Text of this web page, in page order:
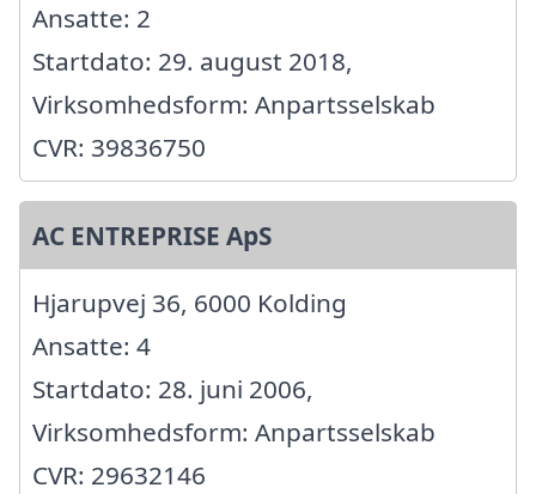
Ansatte: 2
Startdato: 29. august 2018,
Virksomhedsform: Anpartsselskab
CVR: 39836750
AC ENTREPRISE ApS
Hjarupvej 36, 6000 Kolding
Ansatte: 4
Startdato: 28. juni 2006,
Virksomhedsform: Anpartsselskab
CVR: 29632146